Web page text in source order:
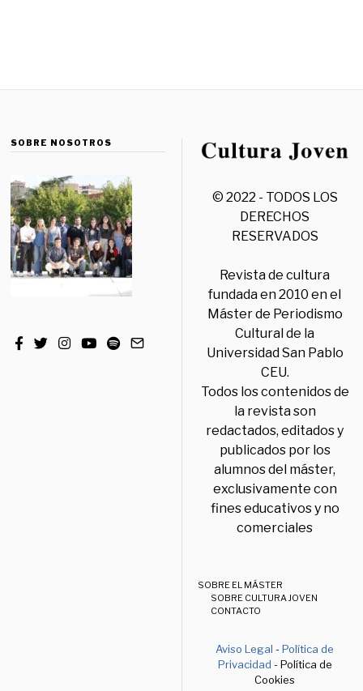
SOBRE NOSOTROS
© 2022 - TODOS LOS
DERECHOS
RESERVADOS
Revista de cultura
fundada en 2010 en el
Máster de Periodismo
Cultural de la
Universidad San Pablo
CEU.
Todos los contenidos de
la revista son
redactados, editados y
publicados por los
alumnos del máster,
exclusivamente con
fines educativos y no
comerciales
SOBRE EL MÁSTER
SOBRE CULTURA JOVEN
CONTACTO
Aviso Legal -Política de
Privacidad - Política de
Cookies